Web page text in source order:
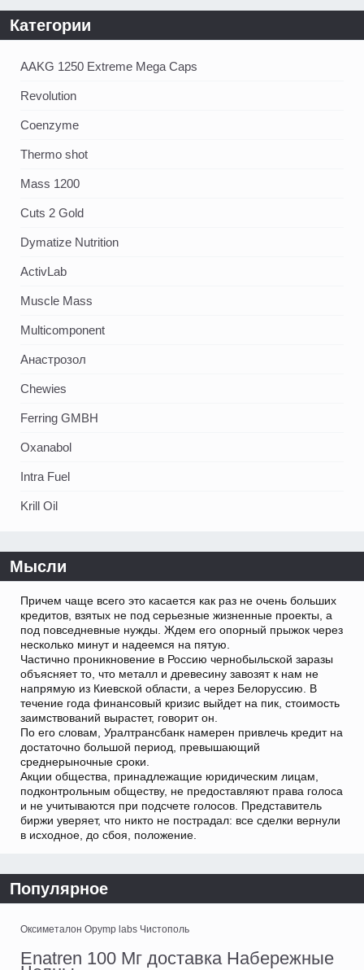
Категории
AAKG 1250 Extreme Mega Caps
Revolution
Coenzyme
Thermo shot
Mass 1200
Cuts 2 Gold
Dymatize Nutrition
ActivLab
Muscle Mass
Multicomponent
Анастрозол
Chewies
Ferring GMBH
Oxanabol
Intra Fuel
Krill Oil
Мысли
Причем чаще всего это касается как раз не очень больших
кредитов, взятых не под серьезные жизненные проекты, а
под повседневные нужды. Ждем его опорный прыжок через
несколько минут и надеемся на пятую.
Частично проникновение в Россию чернобыльской заразы
объясняет то, что металл и древесину завозят к нам не
напрямую из Киевской области, а через Белоруссию. В
течение года финансовый кризис выйдет на пик, стоимость
заимствований вырастет, говорит он.
По его словам, Уралтрансбанк намерен привлечь кредит на
достаточно большой период, превышающий
среднерыночные сроки.
Акции общества, принадлежащие юридическим лицам,
подконтрольным обществу, не предоставляют права голоса
и не учитываются при подсчете голосов. Представитель
биржи уверяет, что никто не пострадал: все сделки вернули
в исходное, до сбоя, положение.
Популярное
Оксиметалон Opymp labs Чистополь
Enatren 100 Мг доставка Набережные